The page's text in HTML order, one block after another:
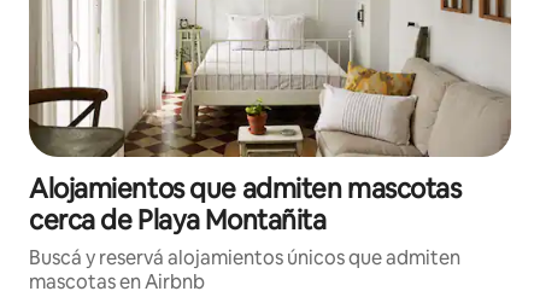
Alojamientos que admiten mascotas
cerca de Playa Montañita
Buscá y reservá alojamientos únicos que admiten
mascotas en Airbnb